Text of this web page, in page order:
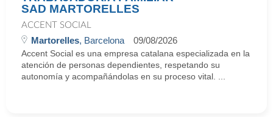
SAD MARTORELLES
ACCENT SOCIAL
Martorelles, Barcelona 09/08/2026
Accent Social es una empresa catalana especializada en la
atención de personas dependientes, respetando su
autonomía y acompañándolas en su proceso vital. ...